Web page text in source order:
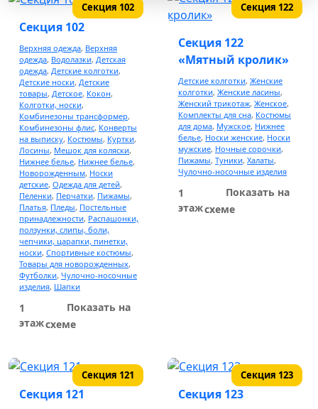
Костюмы
Верхняя женская одежда
Верхняя мужская одежда
Домашняя одежда
Халаты
Пижамы
Штаны
Термобелье
Женское нижнее белье
Аксессуары и косметика
Декоративная косметика
сумки и кожгалантерея
Секция 102
Секция 102
Верхняя одежда, Верхняя
одежда, Водолазки, Детская
одежда, Детские колготки,
Детские носки, Детские
товары, Детское, Кокон,
Колготки, носки,
Комбинезоны трансформер,
Комбинезоны флис, Конверты
на выписку, Костюмы, Куртки,
Лосины, Мешок для коляски,
Нижнее белье, Нижнее белье,
Новорожденным, Носки
детские, Одежда для детей,
Пеленки, Перчатки, Пижамы,
Платья, Пледы, Постельные
принадлежности, Распашонки,
ползунки, слипы, боли,
чепчики, царапки, пинетки,
носки, Спортивные костюмы,
Товары для новорожденных,
Футболки, Чулочно-носочные
изделия, Шапки
1
этаж
Показать на
схеме
Секция 122
Секция 122
«Мятный кролик»
Детские колготки, Женские
колготки, Женские ласины,
Женский трикотаж, Женское,
Комплекты для сна, Костюмы
для дома, Мужское, Нижнее
белье, Носки женские, Носки
мужские, Ночные сорочки,
Пижамы, Туники, Халаты,
Чулочно-носочные изделия
1
этаж
Показать на
схеме
Секция 121
Секция 121
Секция 123
Секция 123